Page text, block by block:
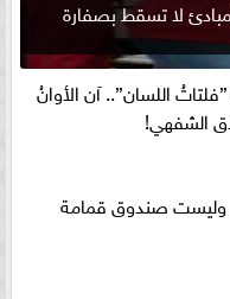
لا تسقط بصفارة
اللسان”.. آن الأوانُ
الشفهي!
وليست صندوق قمامة